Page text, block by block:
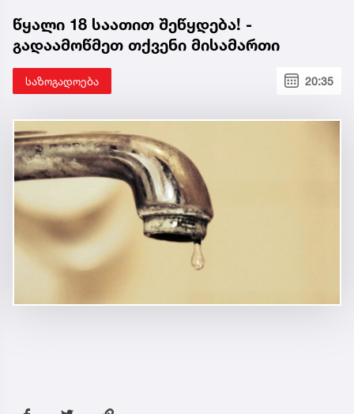
წყალი 18 საათით შეწყდება! -
გადაამოწმეთ თქვენი მისამართი
საზოგადოება 20:35